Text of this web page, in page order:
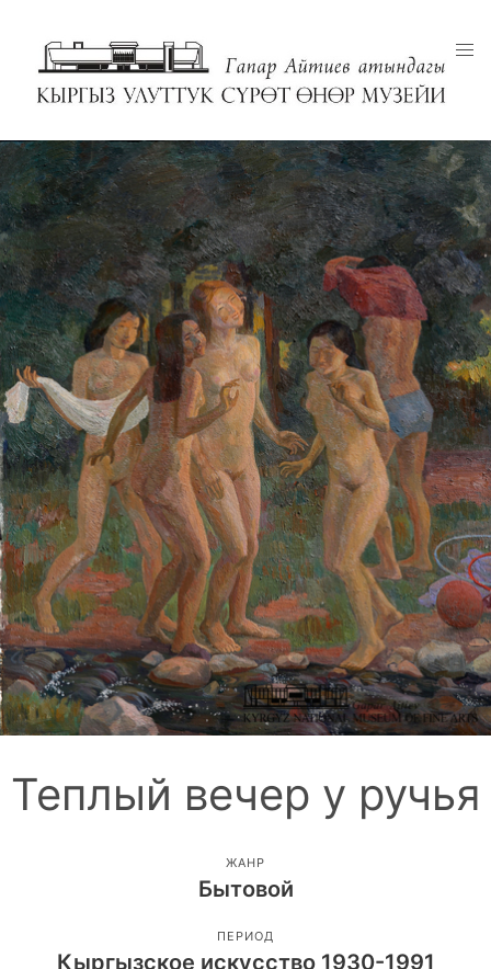
Теплый вечер у ручья
ЖАНР
Бытовой
ПЕРИОД
Кыргызское искусство 1930-1991